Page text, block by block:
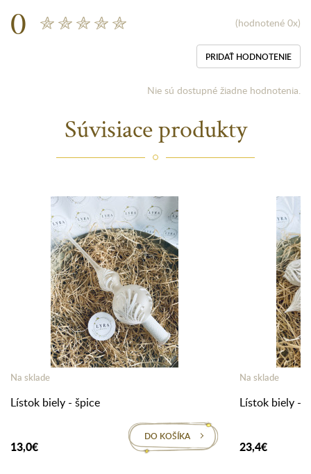
0 (hodnotené 0x)
PRIDAŤ HODNOTENIE
Nie sú dostupné žiadne hodnotenia.
Súvisiace produkty
Na sklade
Lístok biely - špice
13,0€
DO KOŠÍKA
Na sklade
Lístok biely -
23,4€